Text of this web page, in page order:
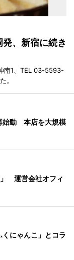
、新宿に続き
南1、TEL 03-5593-
。
始動 本店を大規模
運営会社オフィ
にゃんこ」とコラ